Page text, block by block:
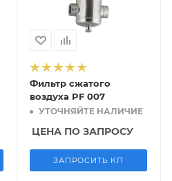
Фильтр сжатого
воздуха PF 007
УТОЧНЯЙТЕ НАЛИЧИЕ
ЦЕНА ПО ЗАПРОСУ
ЗАПРОСИТЬ КП